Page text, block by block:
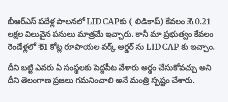
బీఆర్ఎస్ పదేళ్ల పాలనలో LIDCAPకు ( లిడికాప్) కేవలం ₹.40.21
లక్షల విలువైన పనులు మాత్రమే ఇచ్చారు. కానీ మా ప్రభుత్వం కేవలం
రెండేళ్లలో ₹ 51 కోట్ల రూపాయల వర్క్ ఆర్డర్ ను LIDCAP కు ఇచ్చాం.
దీని బట్టి ఎవరు ఏ సంస్థలకు పెద్దపీట వేశారు అర్థం చేసుకోవచ్చు అని
దీని తెలంగాణ ప్రజలు గమనించాలి అనే మంత్రి స్పష్టం చేశారు.